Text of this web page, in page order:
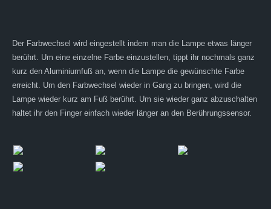
Der Farbwechsel wird eingestellt indem man die Lampe etwas länger
berührt. Um eine einzelne Farbe einzustellen, tippt ihr nochmals ganz
kurz den Aluminiumfuß an, wenn die Lampe die gewünschte Farbe
erreicht. Um den Farbwechsel wieder in Gang zu bringen, wird die
Lampe wieder kurz am Fuß berührt. Um sie wieder ganz abzuschalten
haltet ihr den Finger einfach wieder länger an den Berührungssensor.